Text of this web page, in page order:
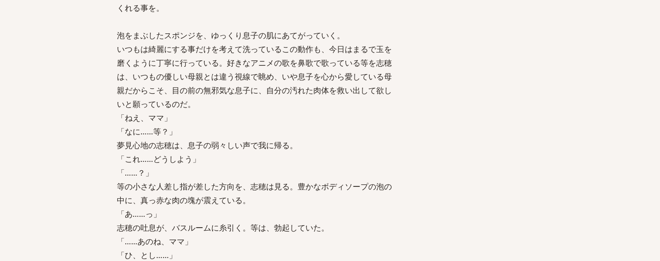
くれる事を。
泡をまぶしたスポンジを、ゆっくり息子の肌にあてがっていく。
いつもは綺麗にする事だけを考えて洗っているこの動作も、今日はまるで玉を
磨くように丁寧に行っている。好きなアニメの歌を鼻歌で歌っている等を志穂
は、いつもの優しい母親とは違う視線で眺め、いや息子を心から愛している母
親だからこそ、目の前の無邪気な息子に、自分の汚れた肉体を救い出して欲し
いと願っているのだ。
「ねえ、ママ」
「なに……等？」
夢見心地の志穂は、息子の弱々しい声で我に帰る。
「これ……どうしよう」
「……？」
等の小さな人差し指が差した方向を、志穂は見る。豊かなボディソープの泡の
中に、真っ赤な肉の塊が震えている。
「あ……っ」
志穂の吐息が、バスルームに糸引く。等は、勃起していた。
「……あのね、ママ」
「ひ、とし……」